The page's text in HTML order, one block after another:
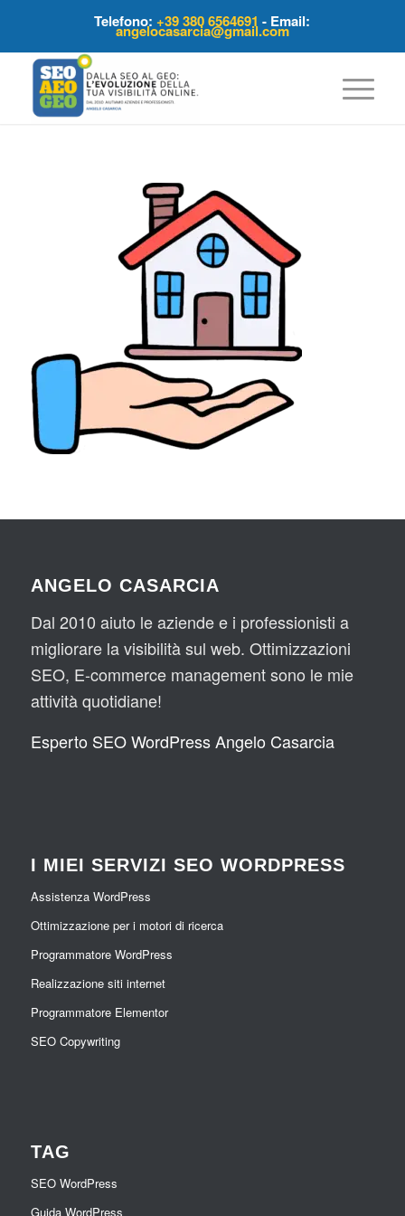
Telefono:+39 380 6564691 - Email:
angelocasarcia@gmail.com
ANGELO CASARCIA
Dal 2010 aiuto le aziende e i professionisti a
migliorare la visibilità sul web. Ottimizzazioni
SEO, E-commerce management sono le mie
attività quotidiane!
Esperto SEO WordPress Angelo Casarcia
I MIEI SERVIZI SEO WORDPRESS
Assistenza WordPress
Ottimizzazione per i motori di ricerca
Programmatore WordPress
Realizzazione siti internet
Programmatore Elementor
SEO Copywriting
TAG
SEO WordPress
Guida WordPress